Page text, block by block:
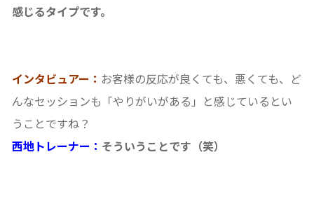
感じるタイプです。
インタビュアー： お客様の反応が良くても、悪くても、ど
んなセッションも「やりがいがある」と感じているとい
うことですね？
西地トレーナー： そういうことです（笑）